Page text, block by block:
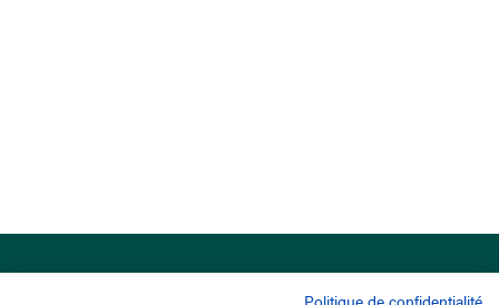
Politique de confidentialité